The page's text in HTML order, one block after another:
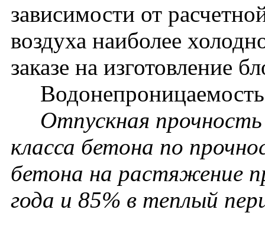
зависимости от
воздуха наиболее
заказе на изготовление
Отпускная
класса бетона по
бетона на растяжение
года и 85% в теплый